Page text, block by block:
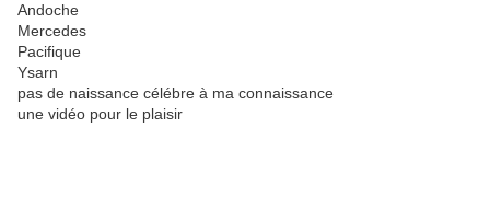
Andoche
Mercedes
Pacifique
Ysarn
pas de naissance célébre à ma connaissance
une vidéo pour le plaisir